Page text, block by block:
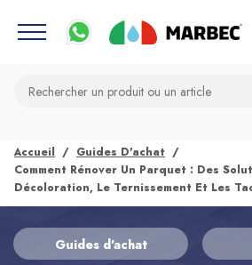
Accueil
Guides D'achat
Comment Rénover Un Parquet : Des
Décoloration, Le Ternissement Et Les
Guides d'achat